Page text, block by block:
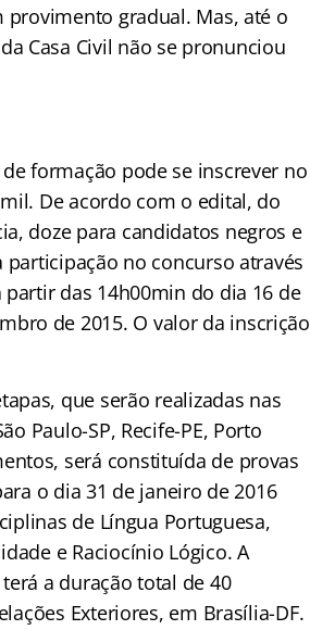
provimento gradual. Mas, até o
Casa Civil não se pronunciou
formação pode se inscrever no
De acordo com o edital, do
doze para candidatos negros e
no concurso através
das 14h00min do dia 16 de
de 2015. O valor da inscrição
que serão realizadas nas
Paulo-SP, Recife-PE, Porto
será constituída de provas
o dia 31 de janeiro de 2016
de Língua Portuguesa,
e Raciocínio Lógico. A
a duração total de 40
Exteriores, em Brasília-DF.